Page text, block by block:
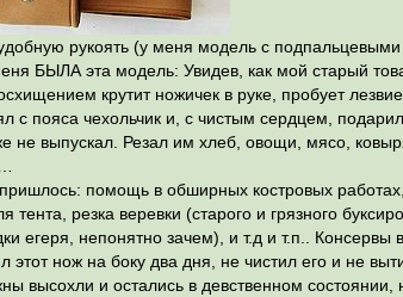
рукоять (у меня модель с подпальцевыми
БЫЛА эта модель: Увидев, как мой старый
крутит ножичек в руке, пробует
с пояса чехольчик и, с чистым сердцем,
не выпускал. Резал им хлеб, овощи, мясо,
помощь в обширных костровых работах,
тента, резка веревки (старого и грязного
егеря, непонятно зачем), и т.д и т.п..
этот нож на боку два дня, не чистил его и не
высохли и остались в девственном